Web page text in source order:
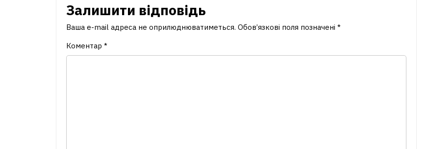
Залишити відповідь
Ваша e-mail адреса не оприлюднюватиметься. Обов’язкові поля позначені *
Коментар *